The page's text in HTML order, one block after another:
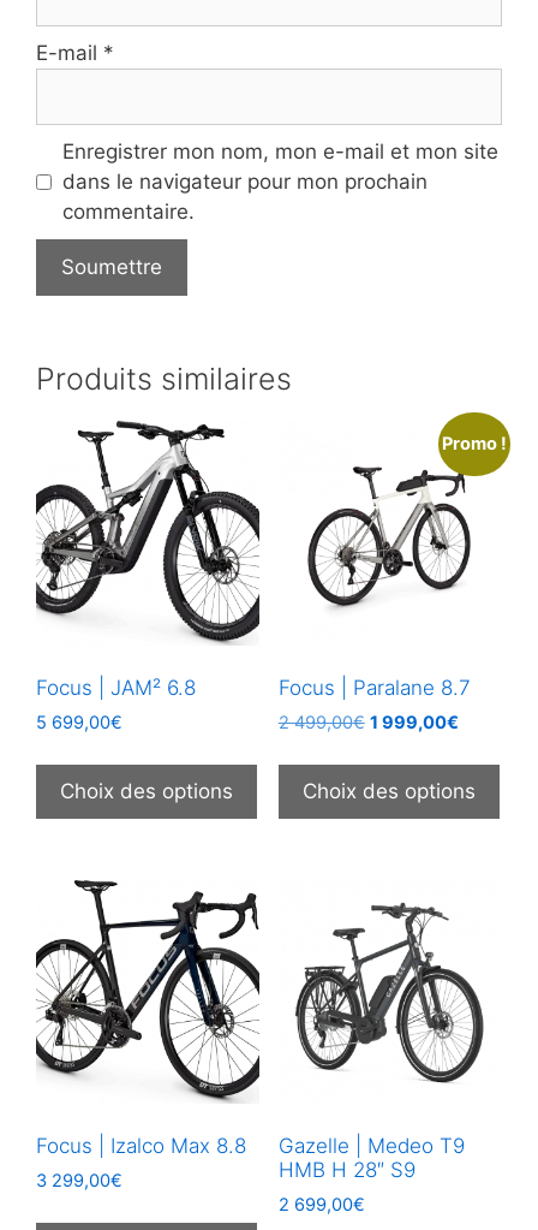
E-mail *
Enregistrer mon nom, mon e-mail et mon site
dans le navigateur pour mon prochain
commentaire.
Produits similaires
Focus | JAM² 6.8
5 699,00€
Choix des options
produit
a
Les
options
peuvent
être
choisies
sur
la
du
produit
Promo !
Focus | Paralane 8.7
2 499,00€ Le
initial
était :
2
1 999,00€Le
actuel
est :
1
Choix des options
a
Focus | Izalco Max 8.8
3 299,00€
Ce
Gazelle | Medeo T9
HMB H 28″ S9
2 699,00€